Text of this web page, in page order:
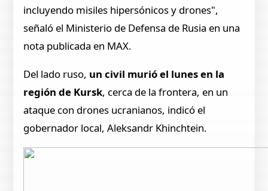
incluyendo misiles hipersónicos y drones",
señaló el Ministerio de Defensa de Rusia en una
nota publicada en MAX.
Del lado ruso, un civil murió el lunes en la
región de Kursk, cerca de la frontera, en un
ataque con drones ucranianos, indicó el
gobernador local, Aleksandr Khinchtein.